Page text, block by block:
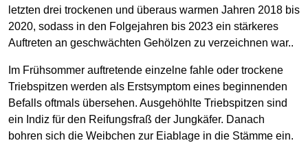
letzten drei trockenen und überaus warmen Jahren 2018 bis
2020, sodass in den Folgejahren bis 2023 ein stärkeres
Auftreten an geschwächten Gehölzen zu verzeichnen war..
Im Frühsommer auftretende einzelne fahle oder trockene
Triebspitzen werden als Erstsymptom eines beginnenden
Befalls oftmals übersehen. Ausgehöhlte Triebspitzen sind
ein Indiz für den Reifungsfraß der Jungkäfer. Danach
bohren sich die Weibchen zur Eiablage in die Stämme ein.